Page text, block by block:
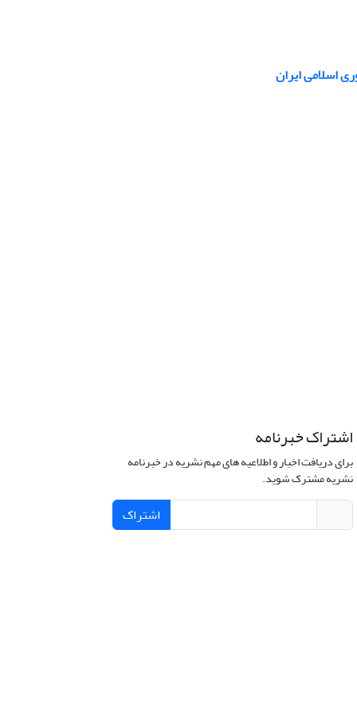
اسلامی ایران‌
اشتراک خبرنامه
برای دریافت اخبار و اطلاعیه های مهم نشریه در خبرنامه
نشریه مشترک شوید.
اشتراک